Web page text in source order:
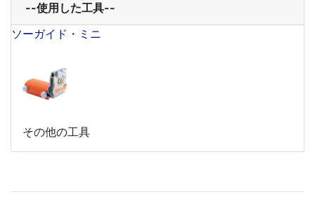
--使用した工具--
ソーガイド・ミニ
その他の工具